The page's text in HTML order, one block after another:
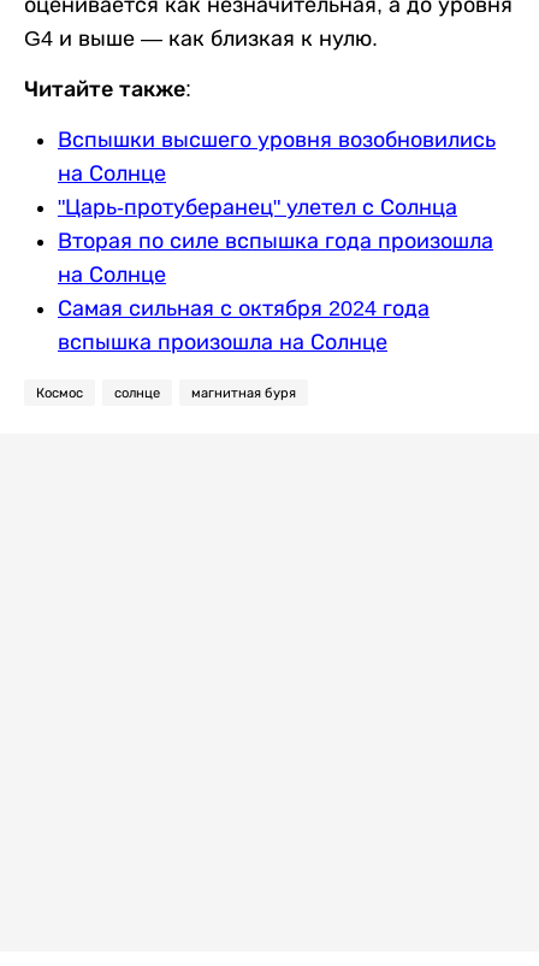
оценивается как незначительная, а до уровня
G4 и выше — как близкая к нулю.
Читайте также:
Вспышки высшего уровня возобновились
на Солнце
"Царь-протуберанец" улетел с Солнца
Вторая по силе вспышка года произошла
на Солнце
Самая сильная с октября 2024 года
вспышка произошла на Солнце
Космос солнце магнитная буря